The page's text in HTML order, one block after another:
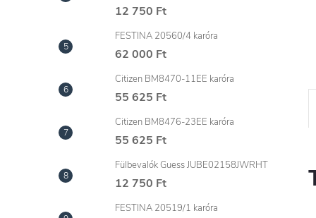
12 750 Ft
FESTINA 20560/4 karóra
62 000 Ft
Citizen BM8470-11EE karóra
55 625 Ft
Citizen BM8476-23EE karóra
55 625 Ft
Fülbevalók Guess JUBE02158JWRHT
12 750 Ft
FESTINA 20519/1 karóra